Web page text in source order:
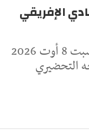
الإفريقي
يخوض النادي الإفريقي اليوم السبت 8 أوت 2026
التحضيري